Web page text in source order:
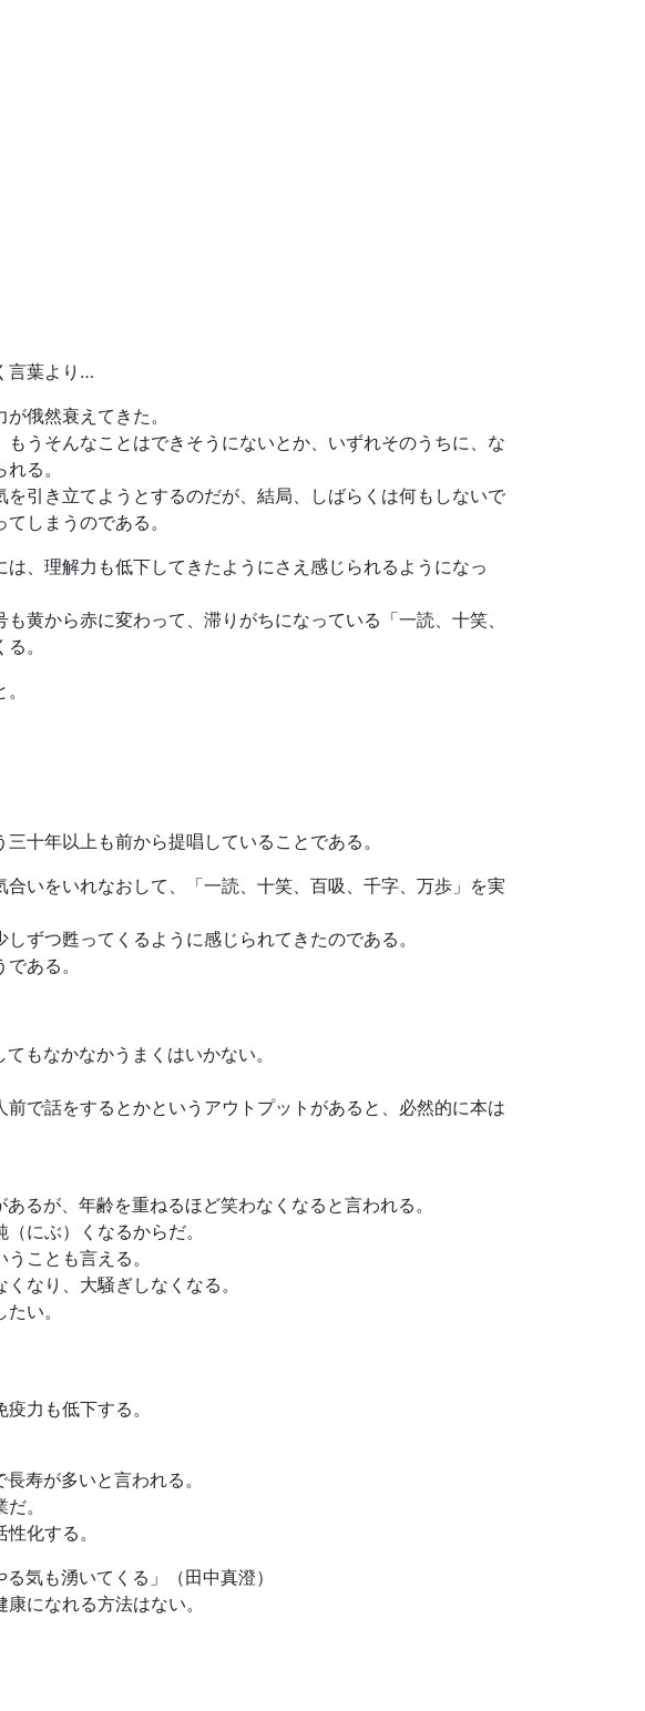
言葉より…
俄然衰えてきた。
うそんなことはできそうにないとか、いずれそのうちに、な
る。
引き立てようとするのだが、結局、しばらくは何もしないで
しまうのである。
、理解力も低下してきたようにさえ感じられるようになっ
黄から赤に変わって、滞りがちになっている「一読、十笑、
。
十年以上も前から提唱していることである。
いをいれなおして、「一読、十笑、百吸、千字、万歩」を実
ずつ甦ってくるように感じられてきたのである。
ある。
もなかなかうまくはいかない。
で話をするとかというアウトプットがあると、必然的に本は
るが、年齢を重ねるほど笑わなくなると言われる。
にぶ）くなるからだ。
ことも言える。
なり、大騒ぎしなくなる。
い。
力も低下する。
寿が多いと言われる。
。
化する。
気も湧いてくる」（田中真澄）
になれる方法はない。